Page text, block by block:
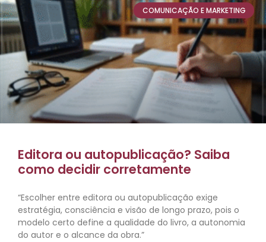
COMUNICAÇÃO E MARKETING
Editora ou autopublicação? Saiba
como decidir corretamente
“Escolher entre editora ou autopublicação exige
estratégia, consciência e visão de longo prazo, pois o
modelo certo define a qualidade do livro, a autonomia
do autor e o alcance da obra.”